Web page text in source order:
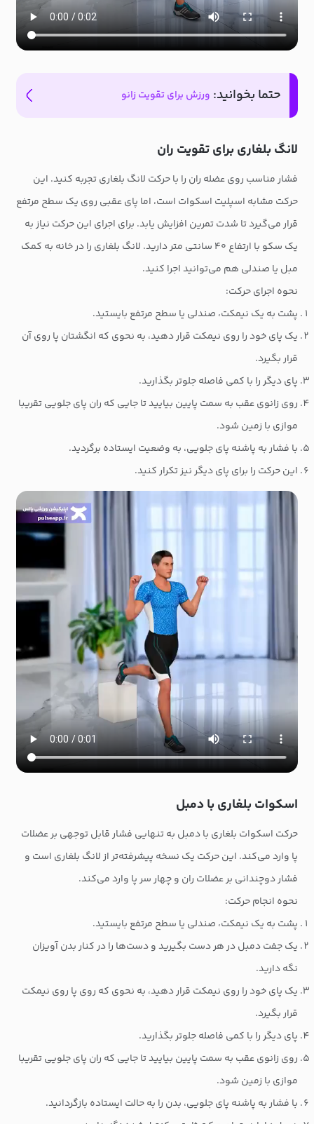
حتما بخوانید: ورزش برای تقویت زانو
لانگ بلغاری برای تقویت ران
فشار مناسب روی عضله ران را با حرکت لانگ بلغاری تجربه کنید. این
حرکت مشابه اسپلیت اسکوات است، اما پای عقبی روی یک سطح مرتفع
قرار می‌گیرد تا شدت تمرین افزایش یابد. برای اجرای این حرکت نیاز به
یک سکو با ارتفاع ۴۰ سانتی متر دارید. لانگ بلغاری را در خانه به کمک
مبل یا صندلی هم می‌توانید اجرا کنید.
نحوه اجرای حرکت:
پشت به یک نیمکت، صندلی یا سطح مرتفع بایستید.
یک پای خود را روی نیمکت قرار دهید، به نحوی که انگشتان پا روی آن
قرار بگیرد.
پای دیگر را با کمی فاصله جلوتر بگذارید.
روی زانوی عقب به سمت پایین بیایید تا جایی که ران پای جلویی تقریبا
موازی با زمین شود.
با فشار به پاشنه پای جلویی، به وضعیت ایستاده برگردید.
این حرکت را برای پای دیگر نیز تکرار کنید.
اسکوات بلغاری با دمبل
حرکت اسکوات بلغاری با دمبل به تنهایی فشار قابل توجهی بر عضلات
پا وارد می‌کند. این حرکت یک نسخه پیشرفته‌تر از لانگ بلغاری است و
فشار دوچندانی بر عضلات ران و چهار سر پا وارد می‌کند.
نحوه انجام حرکت:
پشت به یک نیمکت، صندلی یا سطح مرتفع بایستید.
یک جفت دمبل در هر دست بگیرید و دست‌ها را در کنار بدن آویزان
نگه دارید.
یک پای خود را روی نیمکت قرار دهید، به نحوی که روی پا روی نیمکت
قرار بگیرد.
پای دیگر را با کمی فاصله جلوتر بگذارید.
روی زانوی عقب به سمت پایین بیایید تا جایی که ران پای جلویی تقریبا
موازی با زمین شود.
با فشار به پاشنه پای جلویی، بدن را به حالت ایستاده بازگردانید.